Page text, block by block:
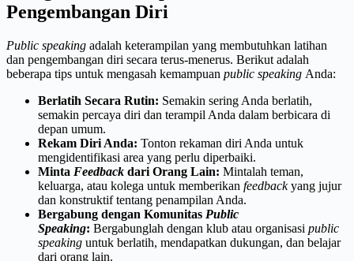
Pengembangan Diri
Public speaking adalah keterampilan yang membutuhkan latihan
dan pengembangan diri secara terus-menerus. Berikut adalah
beberapa tips untuk mengasah kemampuan public speaking Anda:
Berlatih Secara Rutin: Semakin sering Anda berlatih,
semakin percaya diri dan terampil Anda dalam berbicara di
depan umum.
Rekam Diri Anda: Tonton rekaman diri Anda untuk
mengidentifikasi area yang perlu diperbaiki.
Minta Feedback dari Orang Lain: Mintalah teman,
keluarga, atau kolega untuk memberikan feedbackyang jujur
dan konstruktif tentang penampilan Anda.
Bergabung dengan Komunitas Public
Speaking: Bergabunglah dengan klub atau organisasi public
speaking untuk berlatih, mendapatkan dukungan, dan belajar
dari orang lain.